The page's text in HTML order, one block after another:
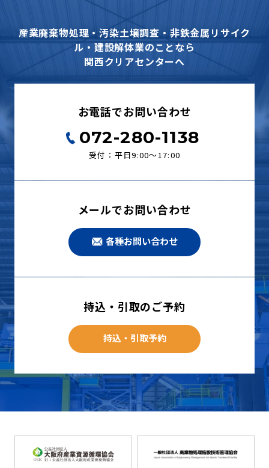
産業廃棄物処理・汚染土壌調査・非鉄金属リサイク
ル・建設解体業のことなら
関西クリアセンターへ
お電話でお問い合わせ
072-280-1138
受付：平日9:00〜17:00
メールでお問い合わせ
各種お問い合わせ
持込・引取のご予約
持込・引取予約